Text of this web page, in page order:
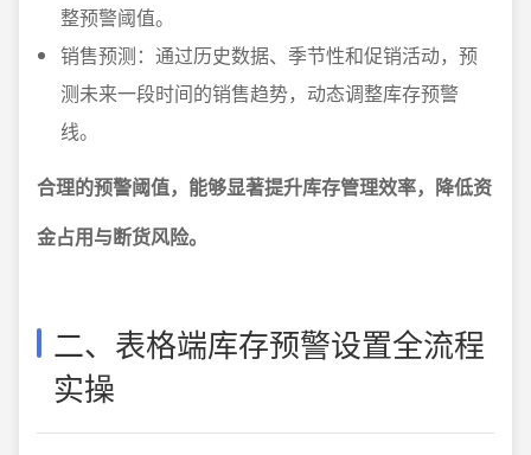
整预警阈值。
销售预测：通过历史数据、季节性和促销活动，预
测未来一段时间的销售趋势，动态调整库存预警
线。
合理的预警阈值，能够显著提升库存管理效率，降低资
金占用与断货风险。
二、表格端库存预警设置全流程
实操